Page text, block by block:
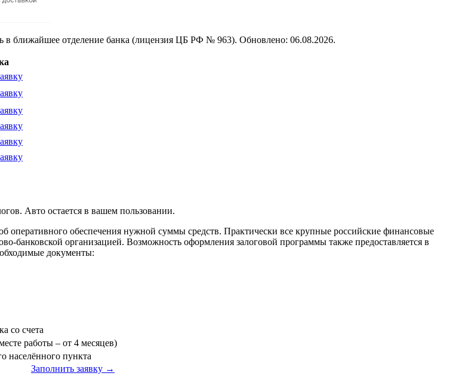
в ближайшее отделение банка (лицензия ЦБ РФ № 963). Обновлено: 06.08.2026.
Авто остается в вашем пользовании.
оперативного обеспечения нужной суммы средств. Практически все крупные российские финансовые
банковской организацией. Возможность оформления залоговой программы также предоставляется в
документы:
со счета
работы – от 4 месяцев)
населённого пункта
Заполнить заявку →